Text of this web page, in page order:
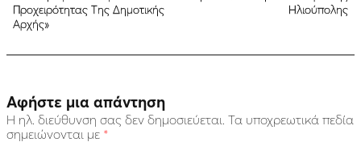
Προχειρότητας Της Δημοτικής
Αρχής»
Ηλιούπολης
Αφήστε μια απάντηση
Η ηλ. διεύθυνση σας δεν δημοσιεύεται. Τα υποχρεωτικά πεδία
σημειώνονται με *